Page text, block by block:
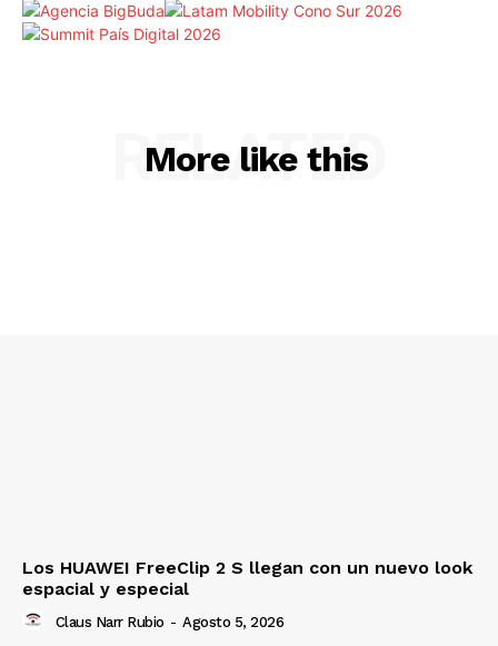
More like this
RELATED
Los HUAWEI FreeClip 2 S llegan con un nuevo look
espacial y especial
Claus Narr Rubio - Agosto 5, 2026